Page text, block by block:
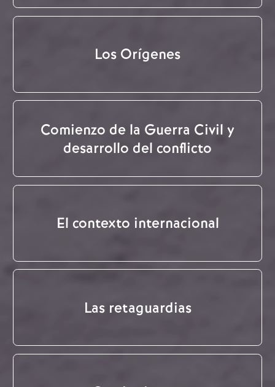
Los Orígenes
Comienzo de la Guerra Civil y
desarrollo del conflicto
El contexto internacional
Las retaguardias